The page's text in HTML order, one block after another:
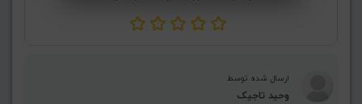
ارسال شده توسط
وحید تاجیک